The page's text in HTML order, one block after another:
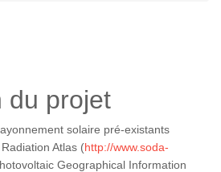
du projet
solaire pré-existants
Atlas (http://www.soda-
Geographical Information